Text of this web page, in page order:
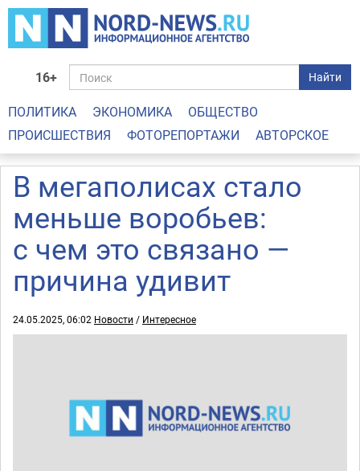
16+ Найти
ПОЛИТИКА ЭКОНОМИКА
ОБЩЕСТВО
ПРОИСШЕСТВИЯ
ФОТОРЕПОРТАЖИ АВТОРСКОЕ
В мегаполисах стало
меньше воробьев:
с чем это связано —
причина удивит
24.05.2025, 06:02 Новости / Интересное